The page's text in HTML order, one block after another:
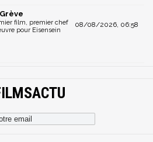
08/08/2026, 06:58
film, premier chef
pour Eisensein